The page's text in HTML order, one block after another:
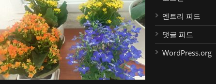
엔트리 피드
댓글 피드
WordPress.org